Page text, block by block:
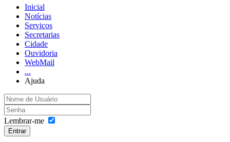
Inicial
Notícias
Serviços
Secretarias
Cidade
Ouvidoria
WebMail
...
Ajuda
Lembrar-me
Entrar